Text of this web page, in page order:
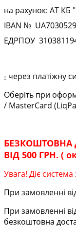
на рахунок: АТ
IBAN № UA
ЕДРПОУ
- через платіжну
Оберіть при
/ MasterCard
БЕЗКОШТОВНА
ВІД 500 ГРН. (
Увага! Діє
При замовленні
При замовленні
безкоштовна